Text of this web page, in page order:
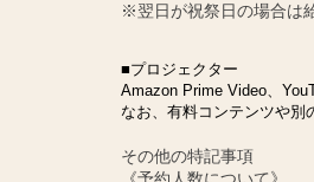
※翌日が祝祭日の場合は
■プロジェクター
Amazon Prime Video、
なお、有料コンテンツや別
その他の特記事項